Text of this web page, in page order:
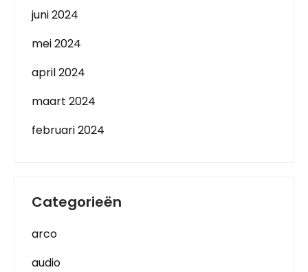
juni 2024
mei 2024
april 2024
maart 2024
februari 2024
Categorieën
arco
audio